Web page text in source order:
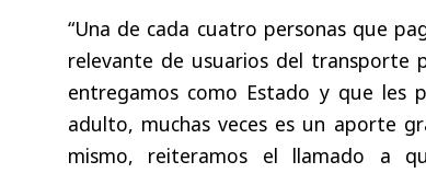
“Una de cada cuatro personas que
relevante de usuarios del transporte
entregamos como Estado y que les
adulto, muchas veces es un aporte
mismo, reiteramos el llamado a